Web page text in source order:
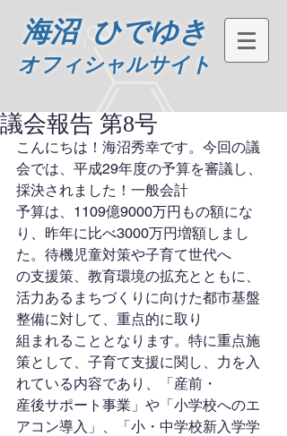
海沼 ひでゆき
オフィシャルサイト
議会報告 第8号
こんにちは！海沼秀幸です。今回の議
会では、平成29年度の予算を審議し、
採決されました！一般会計
予算は、1109億9000万円もの額にな
り、昨年に比べ3000万円増額しまし
た。待機児童対策や子育て世代へ
の支援策、教育環境の拡充とともに、
活力あるまちづくりに向けた都市基盤
整備に対して、重点的に取り
組まれることとなります。特に重点施
策として、子育て支援に関し、力を入
れている内容であり、「産前・
産後サポート事業」や「小学校へのエ
アコン導入」、「小・中学校新入学学